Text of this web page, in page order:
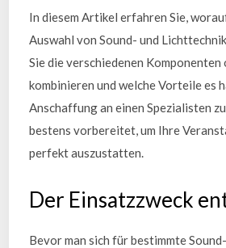
In diesem Artikel erfahren Sie,
Auswahl von Sound- und
Sie die verschiedenen
kombinieren und welche Vorteile es
Anschaffung an einen Spezialisten
bestens vorbereitet, um Ihre
perfekt auszustatten.
Der Einsatzzweck
Bevor man sich für bestimmte